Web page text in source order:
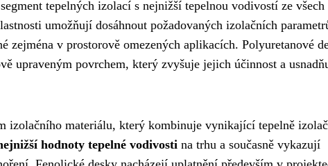
tepelných izolací s nejnižší tepelnou vodivostí ze všech
umožňují dosáhnout požadovaných izolačních
v prostorově omezených aplikacích. Polyuretanové
upraveným povrchem, který zvyšuje jejich účinnost a
izolačního materiálu, který kombinuje vynikající tepelně
hodnoty tepelné vodivosti na trhu a současně vykazují